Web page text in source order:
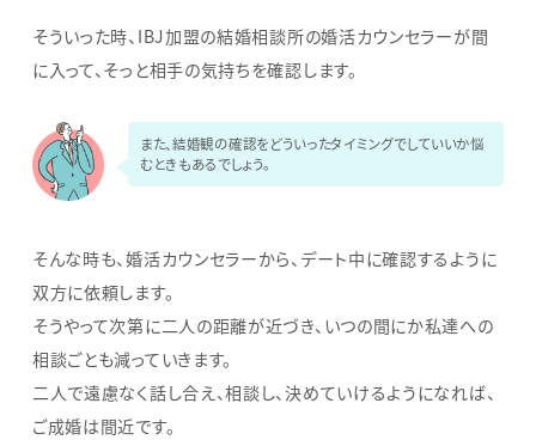
そういった時、IBJ加盟の結婚相談所の婚活カウンセラーが間
に入って、そっと相手の気持ちを確認します。
また、結婚観の確認をどういったタイミングでしていいか悩
むときもあるでしょう。
そんな時も、婚活カウンセラーから、デート中に確認するように
双方に依頼します。
そうやって次第に二人の距離が近づき、いつの間にか私達への
相談ごとも減っていきます。
二人で遠慮なく話し合え、相談し、決めていけるようになれば、
ご成婚は間近です。